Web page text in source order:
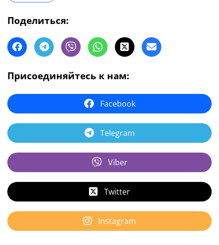
Поделиться:
Присоединяйтесь к нам:
Facebook
Telegram
Viber
Twitter
Instagram